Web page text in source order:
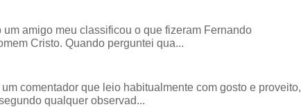
amigo meu classificou o que fizeram Fernando
Cristo. Quando perguntei qua...
comentador que leio habitualmente com gosto e proveito,
qualquer observad...